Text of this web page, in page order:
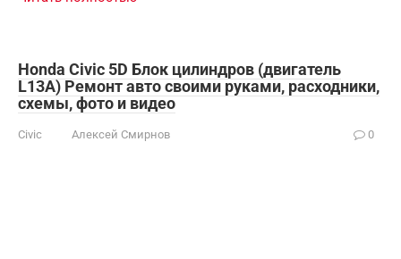
Honda Civic 5D Блок цилиндров (двигатель
L13A) Ремонт авто своими руками, расходники,
схемы, фото и видео
Civic Алексей Смирнов 0